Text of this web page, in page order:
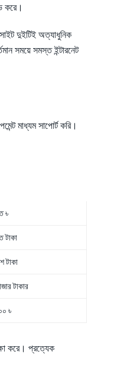
করে।
দুইটিই অত্যাধুনিক
সময়ে সমস্ত ইন্টারনেট
মাধ্যম সাপোর্ট করি।
৳
টাকা
টাকা
টাকার
৳
করে। প্রত্যেক